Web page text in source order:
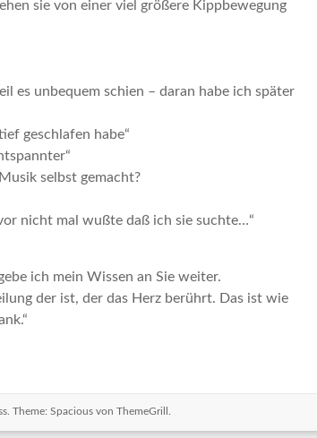
sie von einer viel größere Kippbewegung
es unbequem schien – daran habe ich später
geschlafen habe“
selbst gemacht?
nicht mal wußte daß ich sie suchte…“
ich mein Wissen an Sie weiter.
der ist, der das Herz berührt. Das ist wie
. Theme: Spacious von ThemeGrill